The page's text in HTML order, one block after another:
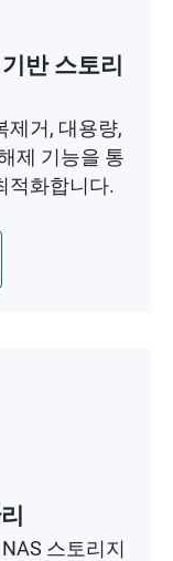
반 스토리
제거, 대용량,
제 기능을 통
적화합니다.
스토리지